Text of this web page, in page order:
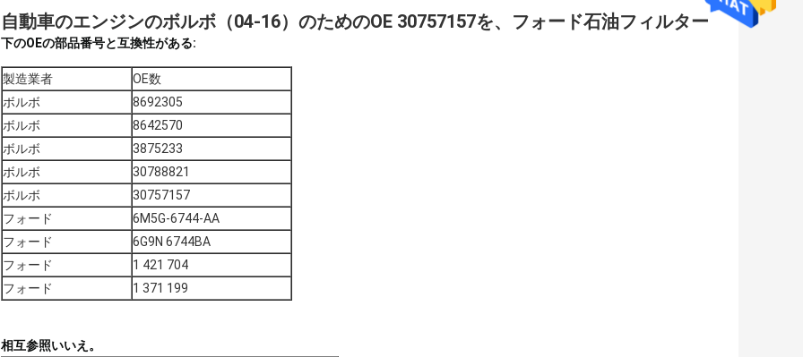
自動車のエンジンのボルボ（04-16）のためのOE 30757157を、フォード石油フィルター
下のOEの部品番号と互換性がある:
製造業者
OE数
ボルボ
8692305
ボルボ
8642570
ボルボ
3875233
ボルボ
30788821
ボルボ
30757157
フォード
6M5G-6744-AA
フォード
6G9N 6744BA
フォード
1 421 704
フォード
1 371 199
相互参照いいえ。